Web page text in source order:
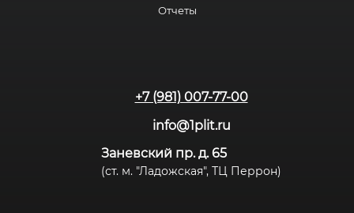
Отчеты
+7 (981) 007-77-00
info@1plit.ru
Заневский пр. д. 65
(ст. м. "Ладожская", ТЦ Перрон)